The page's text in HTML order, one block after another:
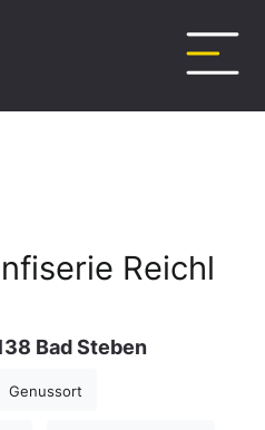
Reichl
Bad Steben
Genussort